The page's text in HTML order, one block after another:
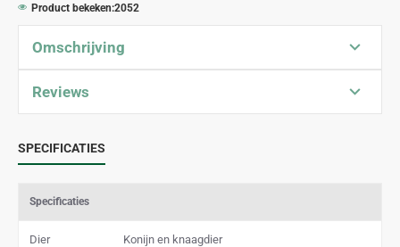
Product bekeken:2052
Omschrijving
Reviews
SPECIFICATIES
Specificaties
Dier Konijn en knaagdier